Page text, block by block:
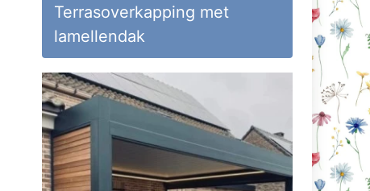
Huisvlijt
Terrasoverkapping met
lamellendak